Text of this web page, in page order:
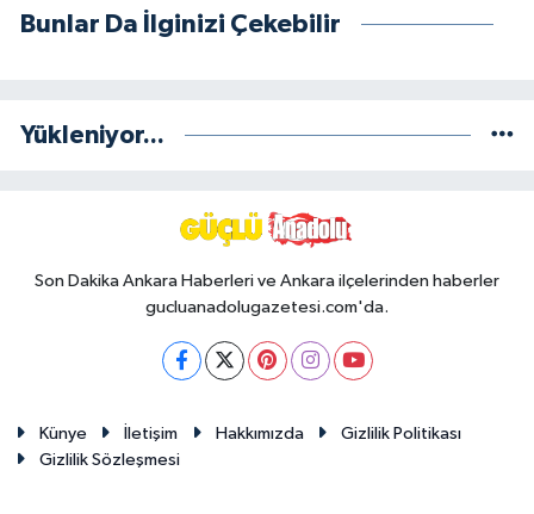
Bunlar Da İlginizi Çekebilir
Yükleniyor...
Son Dakika Ankara Haberleri ve Ankara ilçelerinden haberler
gucluanadolugazetesi.com'da.
Künye İletişim Hakkımızda
Gizlilik Politikası
Gizlilik Sözleşmesi